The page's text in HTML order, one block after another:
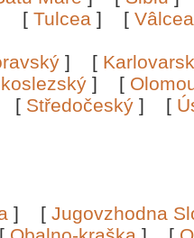
[ Tulcea ] [
] [
] [
[ Středočeský ] [
] [ Jugovzhodna